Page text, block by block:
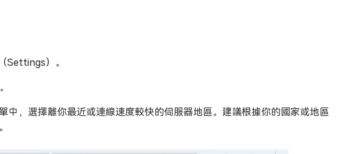
Settings）。
中，選擇離你最近或連線速度較快的伺服器地區。建議根據你的國家或地區